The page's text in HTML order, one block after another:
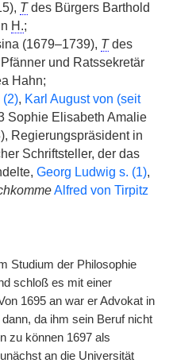
Tdes Bürgers Barthold
H.;
(1679–1739), Tdes
und Ratssekretär
Hahn;
(2), Karl August von (seit
Sophie Elisabeth Amalie
Regierungspräsident in
Schriftsteller, der das
Georg Ludwig s. (1),
Alfred von Tirpitz
Studium der Philosophie
schloß es mit einer
1695 an war er Advokat in
da ihm sein Beruf nicht
zu können 1697 als
an die Universität